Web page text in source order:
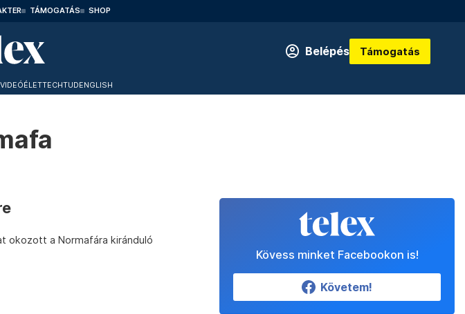
TÁMOGATÁS SHOP
Belépés Támogatás
VIDEÓÉLETTECHTUDENGLISH
okozott a Normafára kiránduló
Kövess minket Facebookon is!
Követem!